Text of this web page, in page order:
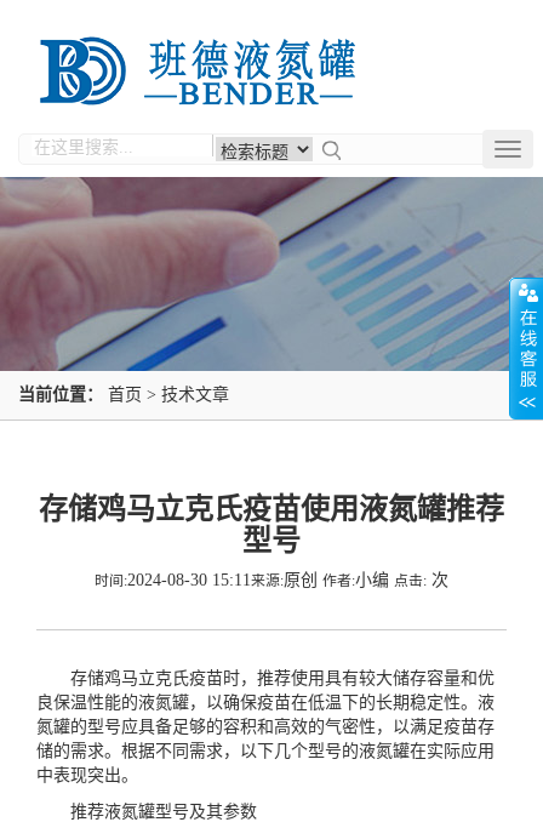
当前位置： 首页 > 技术文章
存储鸡马立克氏疫苗使用液氮罐推荐
型号
时间:2024-08-30 15:11来源:原创 作者:小编 点击: 次
存储鸡马立克氏疫苗时，推荐使用具有较大储存容量和优
良保温性能的液氮罐，以确保疫苗在低温下的长期稳定性。液
氮罐的型号应具备足够的容积和高效的气密性，以满足疫苗存
储的需求。根据不同需求，以下几个型号的液氮罐在实际应用
中表现突出。
推荐液氮罐型号及其参数